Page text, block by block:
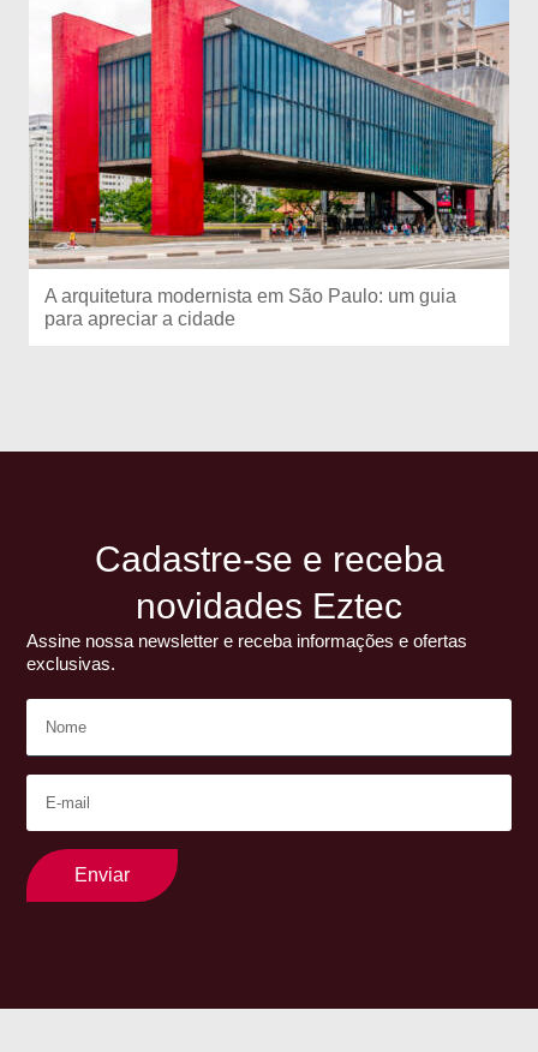
A arquitetura modernista em São Paulo: um guia
para apreciar a cidade
Cadastre-se e receba
novidades Eztec
Assine nossa newsletter e receba informações e ofertas
exclusivas.
Enviar